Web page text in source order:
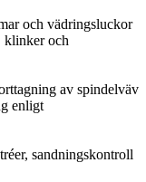
och vädringsluckor
klinker och
av spindelväv
enligt
sandningskontroll